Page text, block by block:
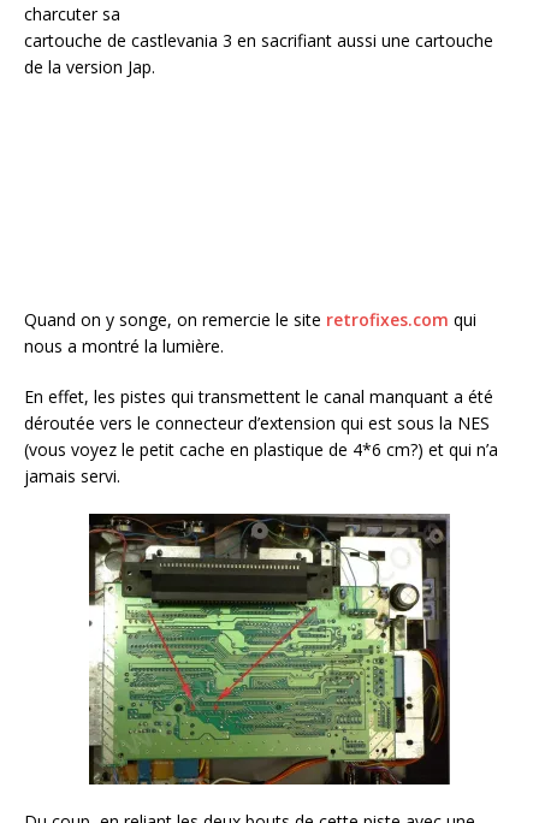
charcuter sa
cartouche de castlevania 3 en sacrifiant aussi une cartouche
de la version Jap.
Quand on y songe, on remercie le site retrofixes.com qui
nous a montré la lumière.
En effet, les pistes qui transmettent le canal manquant a été
déroutée vers le connecteur d’extension qui est sous la NES
(vous voyez le petit cache en plastique de 4*6 cm?) et qui n’a
jamais servi.